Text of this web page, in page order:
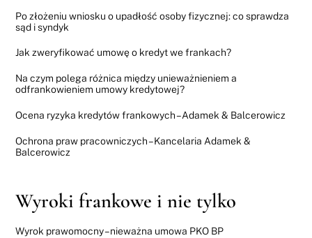
Po złożeniu wniosku o upadłość osoby fizycznej: co sprawdza
sąd i syndyk
Jak zweryfikować umowę o kredyt we frankach?
Na czym polega różnica między unieważnieniem a
odfrankowieniem umowy kredytowej?
Ocena ryzyka kredytów frankowych – Adamek & Balcerowicz
Ochrona praw pracowniczych – Kancelaria Adamek &
Balcerowicz
Wyroki frankowe i nie tylko
Wyrok prawomocny – nieważna umowa PKO BP